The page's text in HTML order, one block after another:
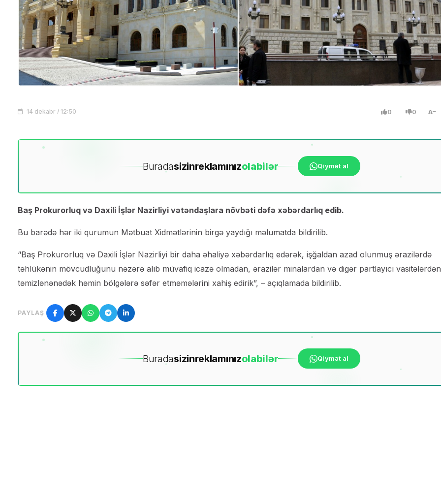
14 dekabr / 12:50 0 0 A
Buradasizinreklamınızolabilər Qiymət al
Baş Prokurorluq və Daxili İşlər Nazirliyi vətəndaşlara növbəti dəfə xəbərdarlıq edib.
Bu barədə hər iki qurumun Mətbuat Xidmətlərinin birgə yaydığı məlumatda bildirilib.
“Baş Prokurorluq və Daxili İşlər Nazirliyi bir daha əhaliyə xəbərdarlıq edərək, işğaldan azad olunmuş ərazilərdə
təhlükənin mövcudluğunu nəzərə alıb müvafiq icazə olmadan, ərazilər minalardan və digər partlayıcı
təmizlənənədək həmin bölgələrə səfər etməmələrini xahiş edirik”, – açıqlamada bildirilib.
PAYLAŞ
Buradasizinreklamınızolabilər Qiymət al